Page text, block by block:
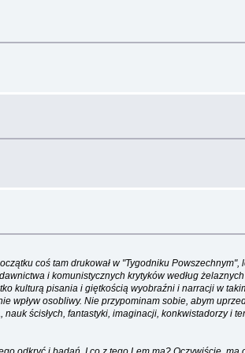
coś tam drukował w "Tygodniku Powszechnym",
i komunistycznych krytyków według
kulturą pisania i giętkością wyobraźni i narracji w
wpływ osobliwy. Nie przypominam sobie, abym
ścisłych, fantastyki, imaginacji, konkwistadorzy i